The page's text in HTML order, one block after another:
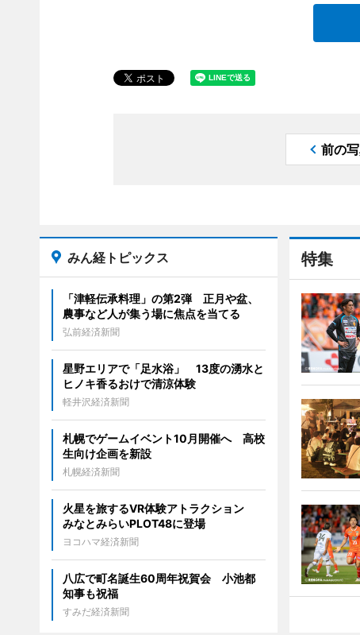
前の
特集
みん経トピックス
「津軽伝承料理」の第2弾 正月や盆、
農事など人が集う場に焦点を当てる
弘前経済新聞
星野エリアで「足水浴」 13度の湧水と
ヒノキ香るおけで清涼体験
軽井沢経済新聞
札幌でゲームイベント10月開催へ 高校
生向け企画を新設
札幌経済新聞
火星を旅するVR体験アトラクション
みなとみらいPLOT48に登場
ヨコハマ経済新聞
八広で町名誕生60周年祝賀会 小池都
知事も祝福
すみだ経済新聞